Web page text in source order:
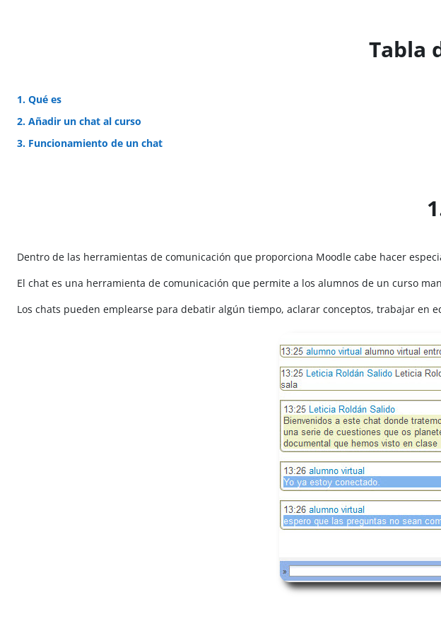
Tabla
1. Qué es
2. Añadir un chat al curso
3. Funcionamiento de un chat
Dentro de las herramientas de comunicación que proporciona Moodle cabe hacer
El chat es una herramienta de comunicación que permite a los alumnos de un curso
Los chats pueden emplearse para debatir algún tiempo, aclarar conceptos, trabajar en